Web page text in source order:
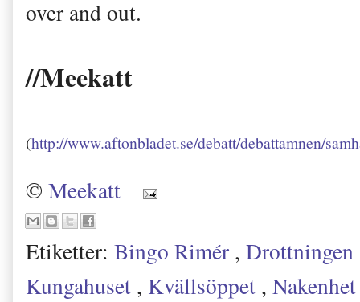
over and out.
//Meekatt
(http://www.aftonbladet.se/debatt/debattamnen/
© Meekatt
Etiketter: Bingo Rimér , Drottningen
Kungahuset , Kvällsöppet ,